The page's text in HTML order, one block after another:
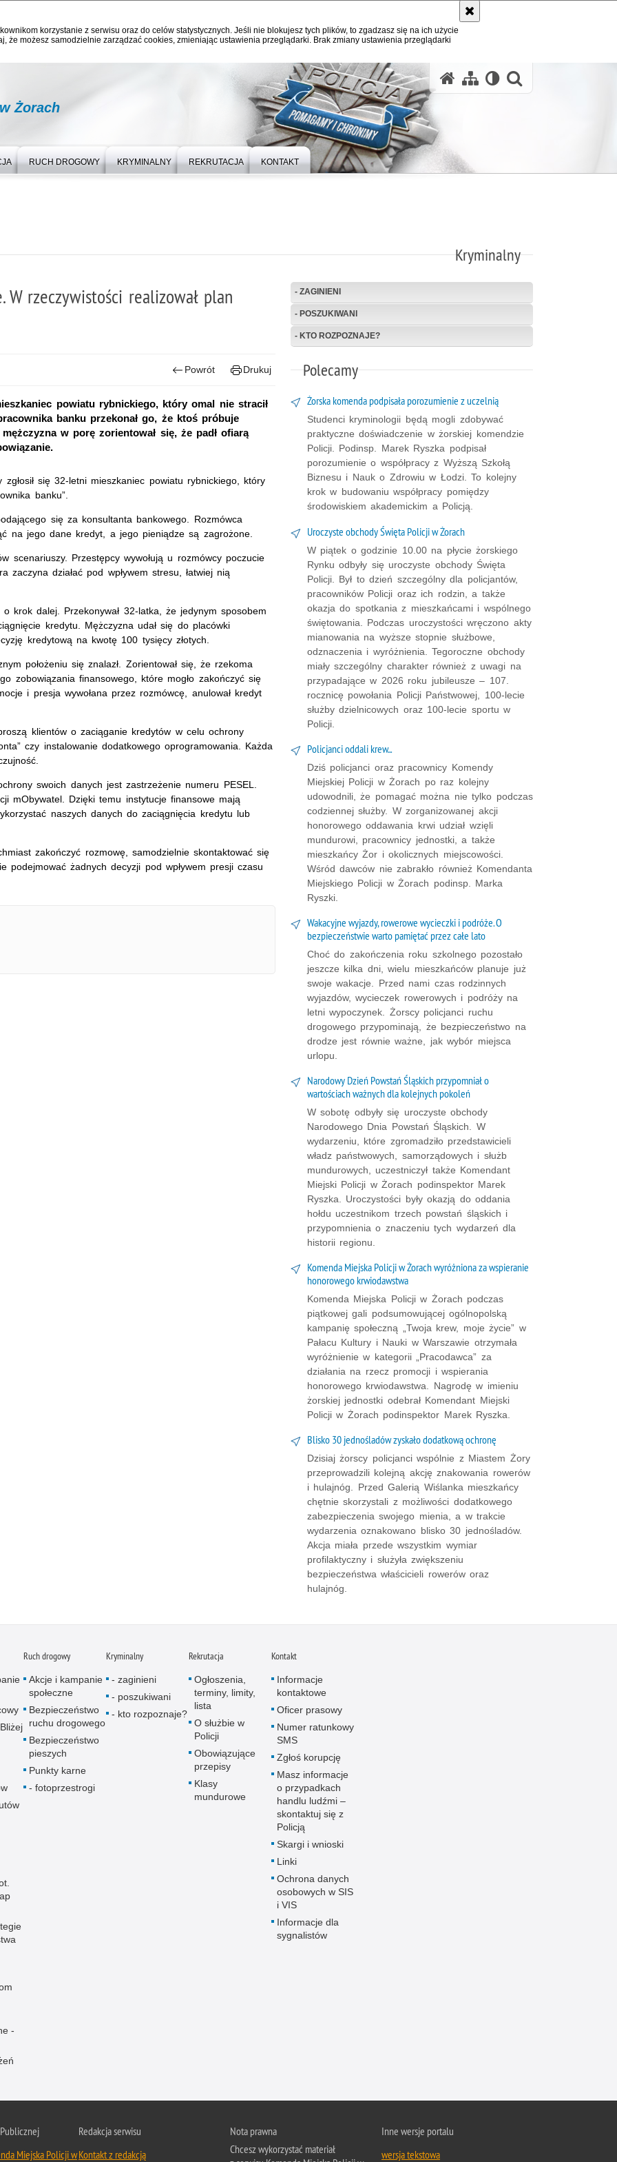
korzystanie z serwisu oraz do celów statystycznych. Jeśli nie blokujesz tych plików, to zgadzasz się na ich użycie
że możesz samodzielnie zarządzać cookies, zmieniając ustawienia przeglądarki. Brak zmiany ustawienia przeglądarki
Żorach
RUCH DROGOWY KRYMINALNY REKRUTACJA KONTAKT
Kryminalny
W rzeczywistości realizował plan
Powrót Drukuj
powiatu rybnickiego, który omal nie stracił
banku przekonał go, że ktoś próbuje
w porę zorientował się, że padł ofiarą
się 32-letni mieszkaniec powiatu rybnickiego, który
banku”.
się za konsultanta bankowego. Rozmówca
na jego dane kredyt, a jego pieniądze są zagrożone.
scenariuszy. Przestępcy wywołują u rozmówcy poczucie
działać pod wpływem stresu, łatwiej nią
krok dalej. Przekonywał 32-latka, że jedynym sposobem
kredytu. Mężczyzna udał się do placówki
kredytową na kwotę 100 tysięcy złotych.
położeniu się znalazł. Zorientował się, że rzekoma
zobowiązania finansowego, które mogło zakończyć się
i presja wywołana przez rozmówcę, anulował kredyt
klientów o zaciąganie kredytów w celu ochrony
czy instalowanie dodatkowego oprogramowania. Każda
swoich danych jest zastrzeżenie numeru PESEL.
mObywatel. Dzięki temu instytucje finansowe mają
naszych danych do zaciągnięcia kredytu lub
zakończyć rozmowę, samodzielnie skontaktować się
żadnych decyzji pod wpływem presji czasu
- ZAGINIENI
- POSZUKIWANI
- KTO ROZPOZNAJE?
Polecamy
Żorska komenda podpisała porozumienie z uczelnią
Studenci kryminologii będą mogli zdobywać
praktyczne doświadczenie w żorskiej komendzie
Policji. Podinsp. Marek Ryszka podpisał
porozumienie o współpracy z Wyższą Szkołą
Biznesu i Nauk o Zdrowiu w Łodzi. To kolejny
krok w budowaniu współpracy pomiędzy
środowiskiem akademickim a Policją.
Uroczyste obchody Święta Policji w Żorach
W piątek o godzinie 10.00 na płycie żorskiego
Rynku odbyły się uroczyste obchody Święta
Policji. Był to dzień szczególny dla policjantów,
pracowników Policji oraz ich rodzin, a także
okazja do spotkania z mieszkańcami i wspólnego
świętowania. Podczas uroczystości wręczono akty
mianowania na wyższe stopnie służbowe,
odznaczenia i wyróżnienia. Tegoroczne obchody
miały szczególny charakter również z uwagi na
przypadające w 2026 roku jubileusze – 107.
rocznicę powołania Policji Państwowej, 100-lecie
służby dzielnicowych oraz 100-lecie sportu w
Policji.
Policjanci oddali krew...
Dziś policjanci oraz pracownicy Komendy
Miejskiej Policji w Żorach po raz kolejny
udowodnili, że pomagać można nie tylko podczas
codziennej służby. W zorganizowanej akcji
honorowego oddawania krwi udział wzięli
mundurowi, pracownicy jednostki, a także
mieszkańcy Żor i okolicznych miejscowości.
Wśród dawców nie zabrakło również Komendanta
Miejskiego Policji w Żorach podinsp. Marka
Ryszki.
Wakacyjne wyjazdy, rowerowe wycieczki i podróże. O
bezpieczeństwie warto pamiętać przez całe lato
Choć do zakończenia roku szkolnego pozostało
jeszcze kilka dni, wielu mieszkańców planuje już
swoje wakacje. Przed nami czas rodzinnych
wyjazdów, wycieczek rowerowych i podróży na
letni wypoczynek. Żorscy policjanci ruchu
drogowego przypominają, że bezpieczeństwo na
drodze jest równie ważne, jak wybór miejsca
urlopu.
Narodowy Dzień Powstań Śląskich przypomniał o
wartościach ważnych dla kolejnych pokoleń
W sobotę odbyły się uroczyste obchody
Narodowego Dnia Powstań Śląskich. W
wydarzeniu, które zgromadziło przedstawicieli
władz państwowych, samorządowych i służb
mundurowych, uczestniczył także Komendant
Miejski Policji w Żorach podinspektor Marek
Ryszka. Uroczystości były okazją do oddania
hołdu uczestnikom trzech powstań śląskich i
przypomnienia o znaczeniu tych wydarzeń dla
historii regionu.
Komenda Miejska Policji w Żorach wyróżniona za wspieranie
honorowego krwiodawstwa
Komenda Miejska Policji w Żorach podczas
piątkowej gali podsumowującej ogólnopolską
kampanię społeczną „Twoja krew, moje życie” w
Pałacu Kultury i Nauki w Warszawie otrzymała
wyróżnienie w kategorii „Pracodawca” za
działania na rzecz promocji i wspierania
honorowego krwiodawstwa. Nagrodę w imieniu
żorskiej jednostki odebrał Komendant Miejski
Policji w Żorach podinspektor Marek Ryszka.
Blisko 30 jednośladów zyskało dodatkową ochronę
Dzisiaj żorscy policjanci wspólnie z Miastem Żory
przeprowadzili kolejną akcję znakowania rowerów
i hulajnóg. Przed Galerią Wiślanka mieszkańcy
chętnie skorzystali z możliwości dodatkowego
zabezpieczenia swojego mienia, a w trakcie
wydarzenia oznakowano blisko 30 jednośladów.
Akcja miała przede wszystkim wymiar
profilaktyczny i służyła zwiększeniu
bezpieczeństwa właścicieli rowerów oraz
hulajnóg.
-
Ruch drogowy
Akcje i kampanie
społeczne
Bezpieczeństwo
ruchu drogowego
Bezpieczeństwo
pieszych
Punkty karne
- fotoprzestrogi
Kryminalny
- zaginieni
- poszukiwani
- kto rozpoznaje?
Rekrutacja
Ogłoszenia,
terminy, limity,
lista
O służbie w
Policji
Obowiązujące
przepisy
Klasy
mundurowe
Kontakt
Informacje
kontaktowe
Oficer prasowy
Numer ratunkowy
SMS
Zgłoś korupcję
Masz informacje
o przypadkach
handlu ludźmi –
skontaktuj się z
Policją
Skargi i wnioski
Linki
Ochrona danych
osobowych w SIS
i VIS
Informacje dla
sygnalistów
Miejska Policji w
Redakcja serwisu
Kontakt z redakcją
Nota prawna
Chcesz wykorzystać materiał
Inne wersje portalu
wersja tekstowa